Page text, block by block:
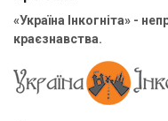
«Україна Інкогніта» -
краєзнавства.